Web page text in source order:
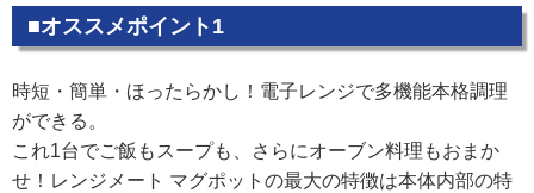
■オススメポイント1
時短・簡単・ほったらかし！電子レンジで多機能本格調理
ができる。
これ1台でご飯もスープも、さらにオーブン料理もおまか
せ！レンジメート マグポットの最大の特徴は本体内部の特